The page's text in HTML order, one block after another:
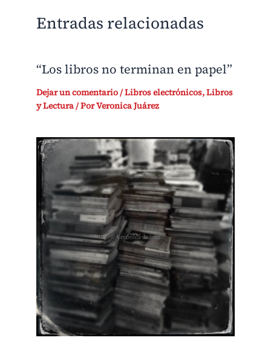
Entradas relacionadas
“Los libros no terminan en papel”
Dejar un comentario/Libros electrónicos,Libros
y Lectura/ PorVeronica Juárez